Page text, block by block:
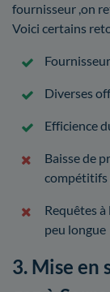
fournisseur ,on
Voici certains
Diverses
Efficience
Baisse de
compétitifs
Requêtes
peu longue
3. Mise en